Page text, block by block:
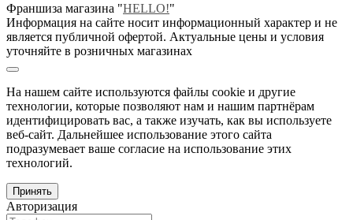
Франшиза магазина "HELLO!"
Информация на сайте носит информационный характер и не
является публичной офертой. Актуальные цены и условия
уточняйте в розничных магазинах
На нашем сайте используются файлы cookie и другие
технологии, которые позволяют нам и нашим партнёрам
идентифицировать вас, а также изучать, как вы используете
веб-сайт. Дальнейшее использование этого сайта
подразумевает ваше согласие на использование этих
технологий.
Принять
Авторизация